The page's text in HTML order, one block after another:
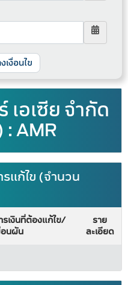
เงื่อนไข
เอเซีย จำกัด
AMR
แก้ไข (จำนวน
รเงินที่ต้องแก้ไข/
นผัน
ราย
ละเอียด